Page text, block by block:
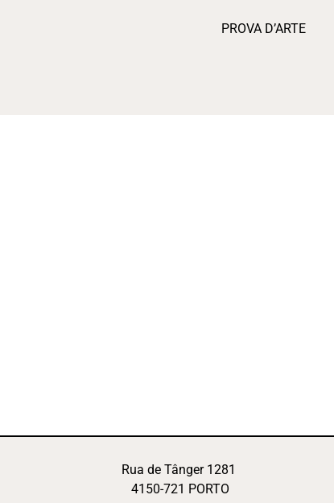
PROVA D’ARTE
Rua de Tânger 1281
4150-721 PORTO